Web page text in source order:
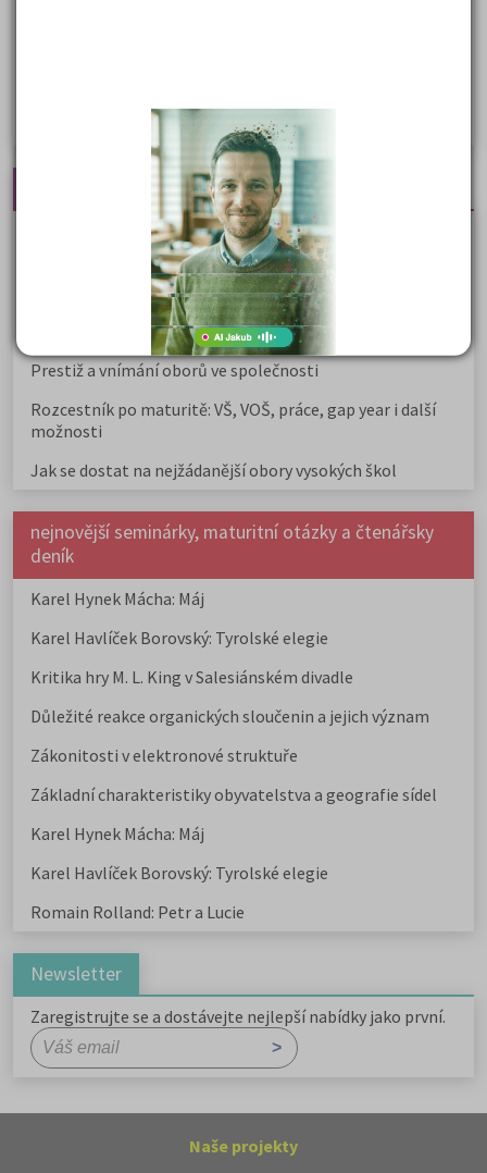
Policejní akademie
Nejčtenější články
Kdy vysoké školy pořádají dny otevřených dveří
Na které fakulty se dostanete bez přijímaček 2026?
Samostudium vs. přípravný kurz: Co opravdu funguje u
přijímaček na VŠ?
Prestiž a vnímání oborů ve společnosti
Rozcestník po maturitě: VŠ, VOŠ, práce, gap year i další
možnosti
Jak se dostat na nejžádanější obory vysokých škol
nejnovější seminárky, maturitní otázky a čtenářsky
deník
Karel Hynek Mácha: Máj
Karel Havlíček Borovský: Tyrolské elegie
Kritika hry M. L. King v Salesiánském divadle
Důležité reakce organických sloučenin a jejich význam
Zákonitosti v elektronové struktuře
Základní charakteristiky obyvatelstva a geografie sídel
Karel Hynek Mácha: Máj
Karel Havlíček Borovský: Tyrolské elegie
Romain Rolland: Petr a Lucie
Newsletter
Zaregistrujte se a dostávejte nejlepší nabídky jako první.
Naše projekty